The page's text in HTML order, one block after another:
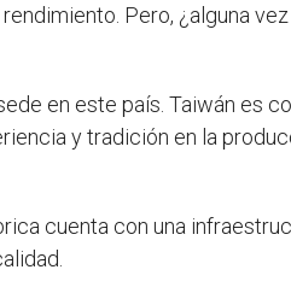
Pero, ¿alguna
en este país. Taiwán es
y tradición en la
cuenta con una